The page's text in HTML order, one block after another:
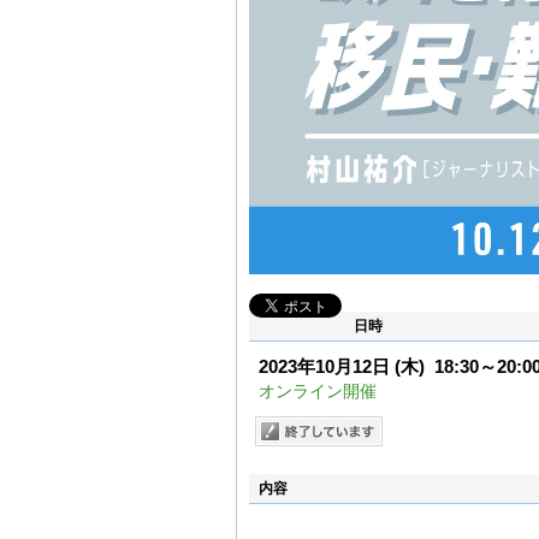
日時
2023年10月12日 (木) 18:30～
オンライン開催
内容